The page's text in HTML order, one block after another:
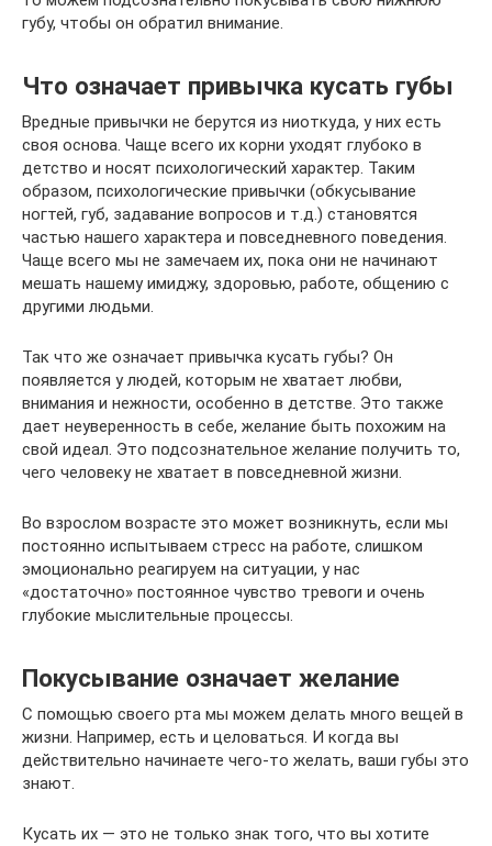
губу, чтобы он обратил внимание.
Что означает привычка кусать губы
Вредные привычки не берутся из ниоткуда, у них есть
своя основа. Чаще всего их корни уходят глубоко в
детство и носят психологический характер. Таким
образом, психологические привычки (обкусывание
ногтей, губ, задавание вопросов и т.д.) становятся
частью нашего характера и повседневного поведения.
Чаще всего мы не замечаем их, пока они не начинают
мешать нашему имиджу, здоровью, работе, общению с
другими людьми.
Так что же означает привычка кусать губы? Он
появляется у людей, которым не хватает любви,
внимания и нежности, особенно в детстве. Это также
дает неуверенность в себе, желание быть похожим на
свой идеал. Это подсознательное желание получить то,
чего человеку не хватает в повседневной жизни.
Во взрослом возрасте это может возникнуть, если мы
постоянно испытываем стресс на работе, слишком
эмоционально реагируем на ситуации, у нас
«достаточно» постоянное чувство тревоги и очень
глубокие мыслительные процессы.
Покусывание означает желание
С помощью своего рта мы можем делать много вещей в
жизни. Например, есть и целоваться. И когда вы
действительно начинаете чего-то желать, ваши губы это
знают.
Кусать их — это не только знак того, что вы хотите